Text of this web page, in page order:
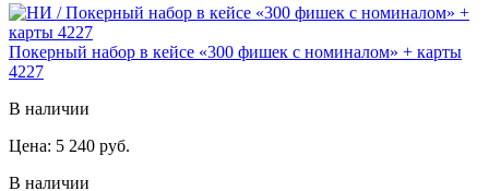
Покерный набор в кейсе «300 фишек с номиналом» + карты
4227
В наличии
Цена: 5 240 руб.
В наличии